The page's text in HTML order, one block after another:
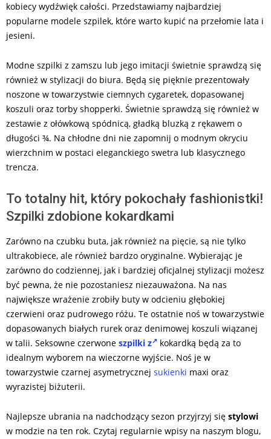
kobiecy wydźwięk całości. Przedstawiamy najbardziej
popularne modele szpilek, które warto kupić na przełomie lata i
jesieni.
Modne szpilki z zamszu lub jego imitacji świetnie sprawdzą się
również w stylizacji do biura. Będą się pięknie prezentowały
noszone w towarzystwie ciemnych cygaretek, dopasowanej
koszuli oraz torby shopperki. Świetnie sprawdzą się również w
zestawie z ołówkową spódnicą, gładką bluzką z rękawem o
długości ¾. Na chłodne dni nie zapomnij o modnym okryciu
wierzchnim w postaci eleganckiego swetra lub klasycznego
trencza.
To totalny hit, który pokochały fashionistki!
Szpilki zdobione kokardkami
Zarówno na czubku buta, jak również na pięcie, są nie tylko
ultrakobiece, ale również bardzo oryginalne. Wybierając je
zarówno do codziennej, jak i bardziej oficjalnej stylizacji możesz
być pewna, że nie pozostaniesz niezauważona. Na nas
największe wrażenie zrobiły buty w odcieniu głębokiej
czerwieni oraz pudrowego różu. Te ostatnie noś w towarzystwie
dopasowanych białych rurek oraz denimowej koszuli wiązanej
w talii. Seksowne czerwone szpilki z
kokardką będą za to
idealnym wyborem na wieczorne wyjście. Noś je w
towarzystwie czarnej asymetrycznej sukienki maxi oraz
wyrazistej biżuterii.
Najlepsze ubrania na nadchodzący sezon przyjrzyj się stylowi
w modzie na ten rok. Czytaj regularnie wpisy na naszym blogu,